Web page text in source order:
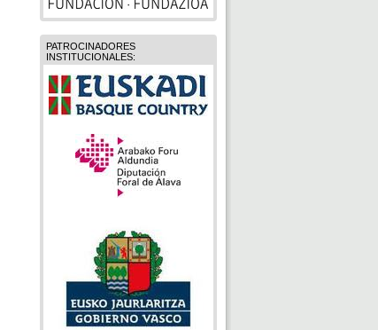
PATROCINADORES
INSTITUCIONALES: